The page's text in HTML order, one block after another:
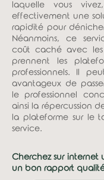
laquelle vous
effectivement une
rapidité pour
Néanmoins, ce
coût caché avec les
prennent les
professionnels. Il
avantageux de
le professionnel
ainsi la répercussion
la plateforme sur le
service.
Cherchez sur
un bon rapport